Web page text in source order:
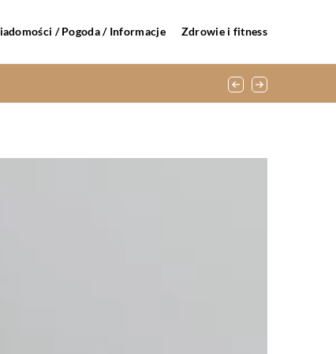
/ Pogoda / Informacje Zdrowie i fitness